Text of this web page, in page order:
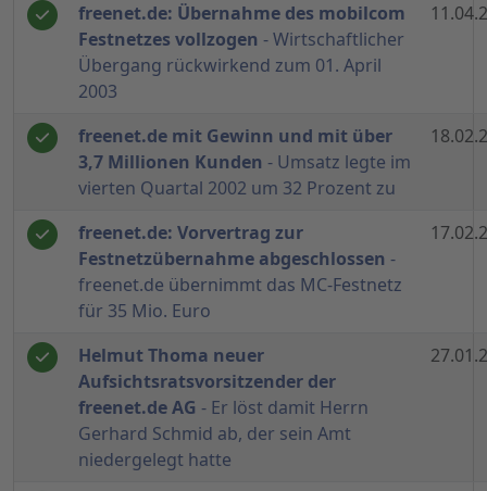
freenet.de: Übernahme des mobilcom
Festnetzes vollzogen - Wirtschaftlicher
Übergang rückwirkend zum 01. April
2003
freenet.de mit Gewinn und mit über
3,7 Millionen Kunden - Umsatz legte im
vierten Quartal 2002 um 32 Prozent zu
freenet.de: Vorvertrag zur
Festnetzübernahme abgeschlossen -
freenet.de übernimmt das MC-Festnetz
für 35 Mio. Euro
Helmut Thoma neuer
Aufsichtsratsvorsitzender der
freenet.de AG - Er löst damit Herrn
Gerhard Schmid ab, der sein Amt
niedergelegt hatte